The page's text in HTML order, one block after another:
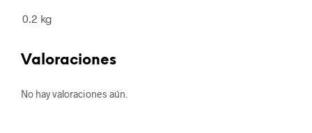
0.2 kg
Valoraciones
No hay valoraciones aún.